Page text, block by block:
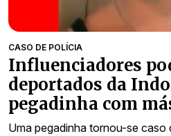
CASO DE POLÍCIA
Influenciadores
deportados da
pegadinha com
Uma pegadinha tornou-se caso